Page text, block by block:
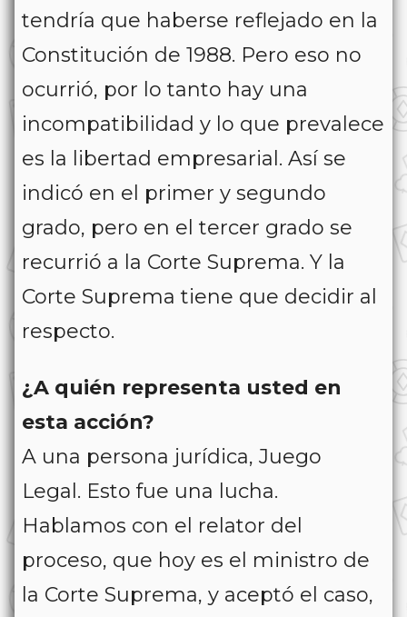
tendría que haberse reflejado en la
Constitución de 1988. Pero eso no
ocurrió, por lo tanto hay una
incompatibilidad y lo que prevalece
es la libertad empresarial. Así se
indicó en el primer y segundo
grado, pero en el tercer grado se
recurrió a la Corte Suprema. Y la
Corte Suprema tiene que decidir al
respecto.
¿A quién representa usted en
esta acción?
A una persona jurídica, Juego
Legal. Esto fue una lucha.
Hablamos con el relator del
proceso, que hoy es el ministro de
la Corte Suprema, y aceptó el caso,